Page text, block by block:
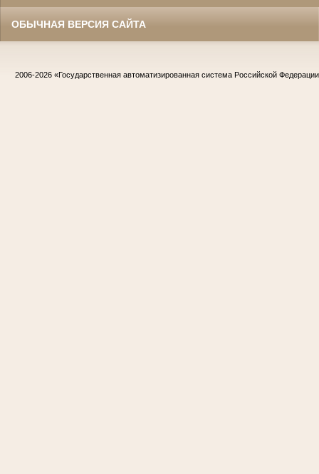
ОБЫЧНАЯ ВЕРСИЯ САЙТА
2006-2026 «Государственная автоматизированная система Российской